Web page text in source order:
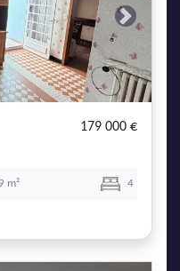
Next
179 000 €
m² 4